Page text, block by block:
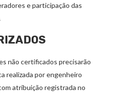
e participação das
não certificados precisarão
realizada por engenheiro
atribuição registrada no